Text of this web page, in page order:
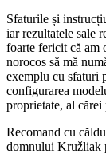
Sfaturile și
iar rezultatele sale
foarte fericit că am
norocos să mă
exemplu cu sfaturi
configurarea
proprietate, al
Recomand cu
domnului Kružliak